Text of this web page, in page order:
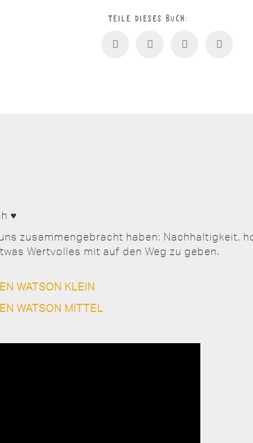
Teile dieses Buch:
♥️
zusammengebracht haben: Nachhaltigkeit,
Wertvolles mit auf den Weg zu geben.
WATSON KLEIN
WATSON MITTEL